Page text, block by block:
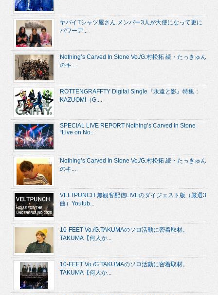
ヤバイTシャツ屋さん メンバー3人が大使になって更に
パワーア...
Nothing’s Carved In Stone Vo./G.村松拓 続・たっきゅん
のキ...
ROTTENGRAFFTY Digital Single『永遠と影』特集：
KAZUOMI（G....
SPECIAL LIVE REPORT Nothing’s Carved In Stone
“Live on No...
Nothing’s Carved In Stone Vo./G.村松拓 続・たっきゅん
のキ...
VELTPUNCH 無観客配信LIVEのダイジェスト版（厳選3
曲）Youtub...
10-FEET Vo./G.TAKUMAのソロ活動に密着取材。
TAKUMA【何人か...
10-FEET Vo./G.TAKUMAのソロ活動に密着取材。
TAKUMA【何人か...